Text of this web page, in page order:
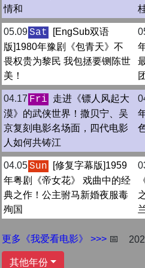
情和
05.09Sat
[EngSub双语
版]1980年豫剧《包青天》不
畏权贵为黎民 我包拯要铡陈世
美！
04.17 Fri
走进《镖人风起大
漠》的武侠世界！撒贝宁、吴
京复刻电影名场面，四代电影
人如何共铸江
04.05Sun
[修复字幕版]1959
年粤剧《帝女花》 戏曲中的经
典之作！公主驸马新婚夜服毒
殉国
更多《我爱看电影》 >>> 📅
其他年份